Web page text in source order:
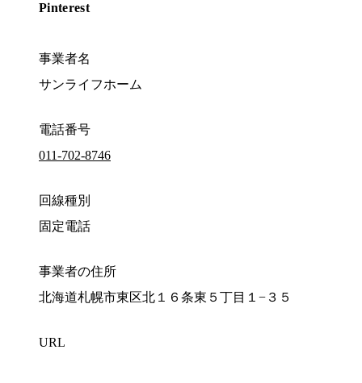
Pinterest
事業者名
サンライフホーム
電話番号
011-702-8746
回線種別
固定電話
事業者の住所
北海道札幌市東区北１６条東５丁目１−３５
URL